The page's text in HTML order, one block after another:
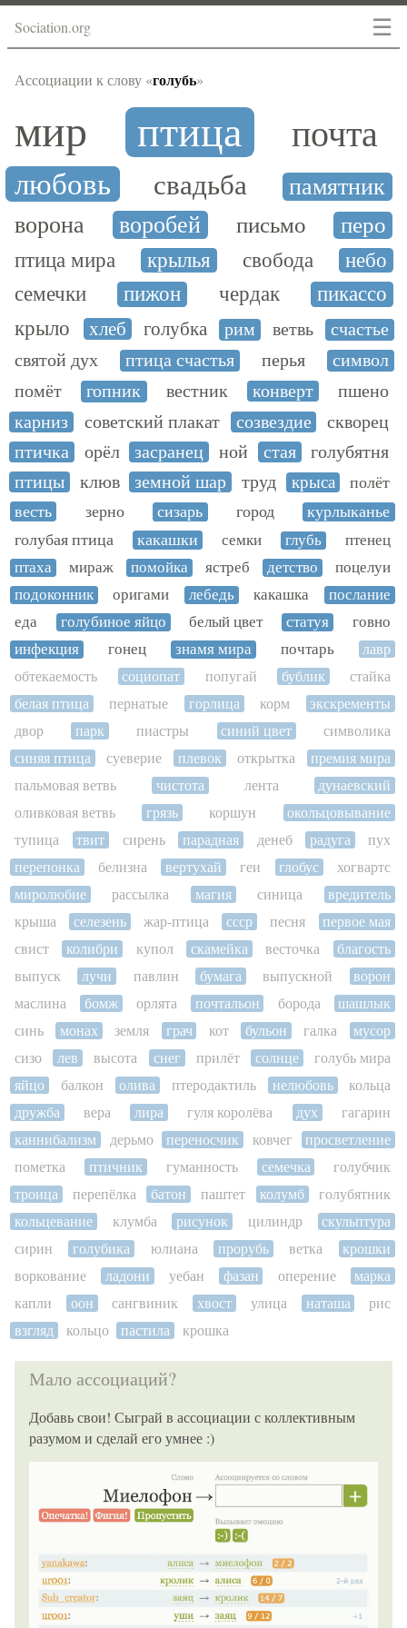
☰
Sociation.org
Ассоциации к слову «голубь»
мир птица почта
любовь свадьба
памятник
ворона
воробей письмо перо
птица мира крылья свобода
небо
семечки
пижон чердак
пикассо
крыло
хлеб голубка рим ветвь
счастье
святой дух
птица счастья перья
символ
помёт
гопник вестник конверт
пшено
карниз
советский плакат созвездие
скворец
птичка
орёл засранец ной стая
голубятня
птицы
клюв земной шар труд крыса
полёт
весть
зерно сизарь город
курлыканье
голубая птица
какашки семки глубь
птенец
птаха
мираж помойка ястреб детство
поцелуи
подоконник
оригами лебедь какашка
послание
еда
голубиное яйцо белый цвет статуя
говно
инфекция
гонец знамя мира почтарь
лавр
обтекаемость
социопат попугай бублик
стайка
белая птица
пернатые горлица корм
экскременты
двор
парк пиастры синий цвет
символика
синяя птица
суеверие плевок открытка
премия мира
пальмовая ветвь
чистота лента
дунаевский
оливковая ветвь
грязь коршун
окольцовывание
тупица
твит сирень парадная денеб радуга
пух
перепонка
белизна вертухай геи глобус
хогвартс
миролюбие
рассылка магия синица
вредитель
крыша
селезень жар-птица ссср песня
первое мая
свист
колибри купол скамейка весточка
благость
выпуск
лучи павлин бумага выпускной
ворон
маслина
бомж орлята почтальон борода
шашлык
синь
монах земля грач кот бульон галка
мусор
сизо
лев высота снег прилёт солнце
голубь мира
яйцо
балкон олива птеродактиль нелюбовь
кольца
дружба
вера лира гуля королёва дух
гагарин
каннибализм
дерьмо переносчик ковчег
просветление
пометка
птичник гуманность семечка
голубчик
троица
перепёлка батон паштет колумб
голубятник
кольцевание
клумба рисунок цилиндр
скульптура
сирин
голубика юлиана прорубь ветка
крошки
воркование
ладони уебан фазан оперение
марка
капли
оон сангвиник хвост улица наташа
рис
взгляд
кольцо пастила крошка
Мало ассоциаций?
Добавь свои! Сыграй в ассоциации с коллективным
разумом и сделай его умнее :)